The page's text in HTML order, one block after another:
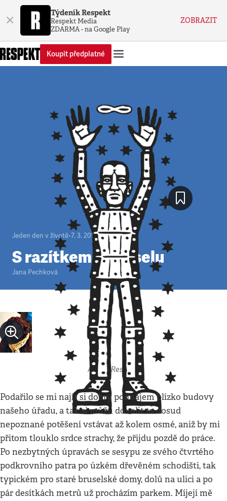
× Týdeník Respekt
Respekt Media
ZDARMA - na Google Play
ZOBRAZIT
Koupit předplatné
Jeden den v životě•7. 3. 2010•4minuty
S razítkem v Bruselu
Jana Pechková
Autor: Respekt
Podařilo se mi najít si dobrý podnájem blízko budovy
našeho úřadu, a tak si můžu dovolit to dosud
nepoznané potěšení vstávat až kolem osmé, aniž by mi
přitom tlouklo srdce strachy, že přijdu pozdě do práce.
Po nezbytných úpravách se sesypu ze svého čtvrtého
podkrovního patra po úzkém dřevěném schodišti, tak
typickém pro staré bruselské domy, dolů na ulici a po
pár desítkách metrů už procházím parkem. Míjejí mě